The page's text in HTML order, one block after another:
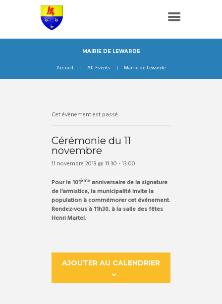
MAIRIE DE LEWARDE
Accueil All Events Mairie de Lewarde
Cet évènement est passé.
Cérémonie du 11
novembre
11 novembre 2019 @ 11:30 -13:00
Pour le 101ème anniversaire de la signature
de l’armistice, la municipalité invite la
population à commémorer cet événement.
Rendez-vous à 11h30, à la salle des fêtes
Henri Martel.
AJOUTER AU CALENDRIER